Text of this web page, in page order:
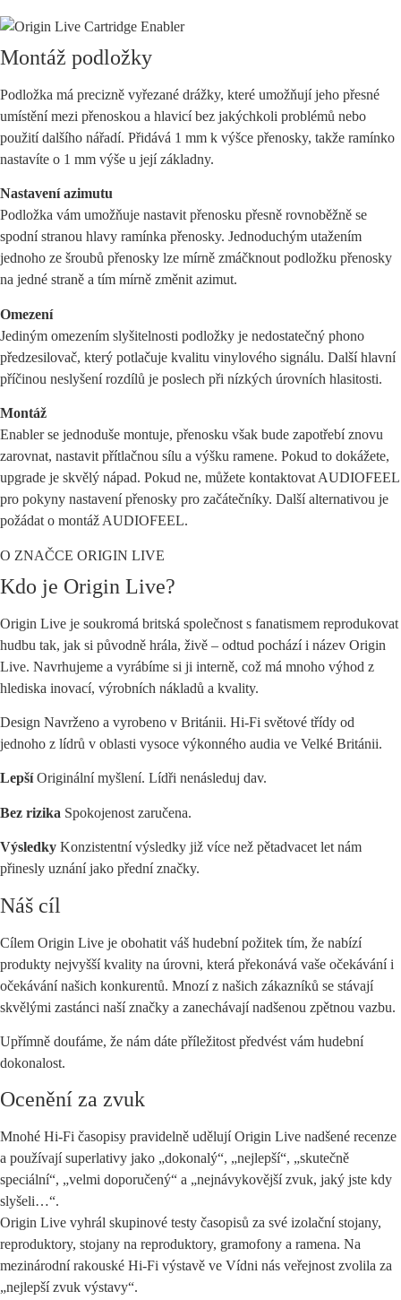
Montáž podložky
Podložka má precizně vyřezané drážky, které umožňují jeho přesné
umístění mezi přenoskou a hlavicí bez jakýchkoli problémů nebo
použití dalšího nářadí. Přidává 1 mm k výšce přenosky, takže ramínko
nastavíte o 1 mm výše u její základny.
Nastavení azimutu
Podložka vám umožňuje nastavit přenosku přesně rovnoběžně se
spodní stranou hlavy ramínka přenosky. Jednoduchým utažením
jednoho ze šroubů přenosky lze mírně zmáčknout podložku přenosky
na jedné straně a tím mírně změnit azimut.
Omezení
Jediným omezením slyšitelnosti podložky je nedostatečný phono
předzesilovač, který potlačuje kvalitu vinylového signálu. Další hlavní
příčinou neslyšení rozdílů je poslech při nízkých úrovních hlasitosti.
Montáž
Enabler se jednoduše montuje, přenosku však bude zapotřebí znovu
zarovnat, nastavit přítlačnou sílu a výšku ramene. Pokud to dokážete,
upgrade je skvělý nápad. Pokud ne, můžete kontaktovat AUDIOFEEL
pro pokyny nastavení přenosky pro začátečníky. Další alternativou je
požádat o montáž AUDIOFEEL.
O ZNAČCE ORIGIN LIVE
Kdo je Origin Live?
Origin Live je soukromá britská společnost s fanatismem reprodukovat
hudbu tak, jak si původně hrála, živě – odtud pochází i název Origin
Live. Navrhujeme a vyrábíme si ji interně, což má mnoho výhod z
hlediska inovací, výrobních nákladů a kvality.
Design Navrženo a vyrobeno v Británii. Hi-Fi světové třídy od
jednoho z lídrů v oblasti vysoce výkonného audia ve Velké Británii.
LepšíOriginální myšlení. Lídři nenásleduj dav.
Bez rizika Spokojenost zaručena.
Výsledky Konzistentní výsledky již více než pětadvacet let nám
přinesly uznání jako přední značky.
Náš cíl
Cílem Origin Live je obohatit váš hudební požitek tím, že nabízí
produkty nejvyšší kvality na úrovni, která překonává vaše očekávání i
očekávání našich konkurentů. Mnozí z našich zákazníků se stávají
skvělými zastánci naší značky a zanechávají nadšenou zpětnou vazbu.
Upřímně doufáme, že nám dáte příležitost předvést vám hudební
dokonalost.
Ocenění za zvuk
Mnohé Hi-Fi časopisy pravidelně udělují Origin Live nadšené recenze
a používají superlativy jako „dokonalý“, „nejlepší“, „skutečně
speciální“, „velmi doporučený“ a „nejnávykovější zvuk, jaký jste kdy
slyšeli…“.
Origin Live vyhrál skupinové testy časopisů za své izolační stojany,
reproduktory, stojany na reproduktory, gramofony a ramena. Na
mezinárodní rakouské Hi-Fi výstavě ve Vídni nás veřejnost zvolila za
„nejlepší zvuk výstavy“.